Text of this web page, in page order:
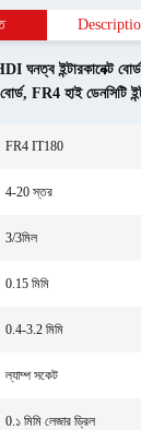
ঘনত্ব ইন্টারকানেক্ট বোর্ড
, FR4 হাই ডেনসিটি
FR4 IT180
4-20 স্তর
3/3মিল
0.15 মিমি
0.4-3.2 মিমি
ল্যাম্প সকেট
0.১ মিমি লেজার ড্রিল